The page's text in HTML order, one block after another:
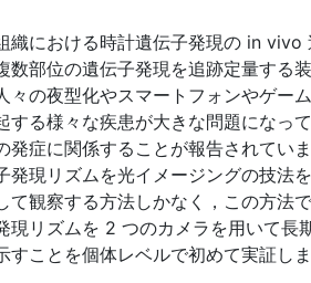
織における時計遺伝子発現の in
部位の遺伝子発現を追跡定量する
の夜型化やスマートフォンやゲ
する様々な疾患が大きな問題にな
症に関係することが報告されて
発現リズムを光イメージングの技
て観察する方法しかなく，この方
リズムを 2 つのカメラを用いて
すことを個体レベルで初めて実証